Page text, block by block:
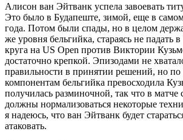
Алисон ван Эйтванк успела завоевать
Это было в Будапеште, зимой, еще в
года. Потом были спады, но в целом
же уровня бельгийка, стараясь не падать
круга на US Open против Виктории
достаточно крепкой. Эпизодами не
правильности в принятии решений, но
компонентам бельгийка превосходила
получилась разминочной, так что в
должны нормализоваться некоторые
я надеюсь, что ван Эйтванк будет
атаковать.